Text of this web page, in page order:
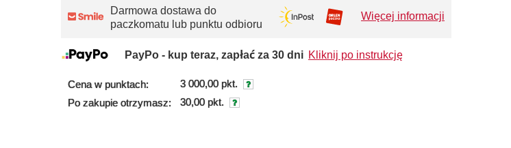
Darmowa dostawa do
paczkomatu lub punktu odbioru
Więcej informacji
PayPo - kup teraz, zapłać za 30 dni Kliknij po instrukcję
Cena w punktach:
3 000,00 pkt.
Po zakupie otrzymasz:
30,00 pkt.